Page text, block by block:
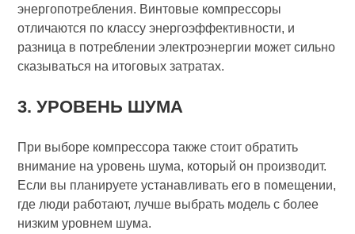
энергопотребления. Винтовые компрессоры
отличаются по классу энергоэффективности, и
разница в потреблении электроэнергии может сильно
сказываться на итоговых затратах.
3. УРОВЕНЬ ШУМА
При выборе компрессора также стоит обратить
внимание на уровень шума, который он производит.
Если вы планируете устанавливать его в помещении,
где люди работают, лучше выбрать модель с более
низким уровнем шума.